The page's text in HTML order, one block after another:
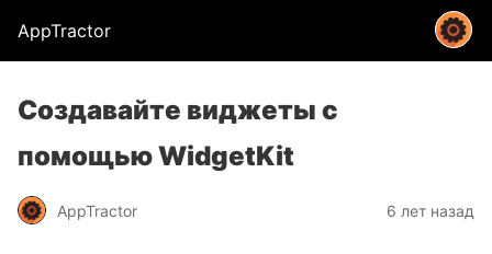
AppTractor
Создавайте виджеты с
помощью WidgetKit
AppTractor 6 лет назад